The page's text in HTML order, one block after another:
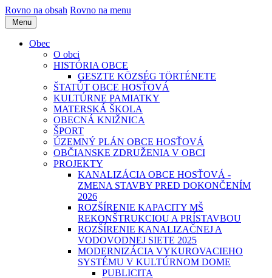
Rovno na obsah Rovno na menu
Menu
Obec
O obci
HISTÓRIA OBCE
GESZTE KÖZSÉG TÖRTÉNETE
ŠTATÚT OBCE HOSŤOVÁ
KULTÚRNE PAMIATKY
MATERSKÁ ŠKOLA
OBECNÁ KNIŽNICA
ŠPORT
ÚZEMNÝ PLÁN OBCE HOSŤOVÁ
OBČIANSKE ZDRUŽENIA V OBCI
PROJEKTY
KANALIZÁCIA OBCE HOSŤOVÁ -
ZMENA STAVBY PRED DOKONČENÍM
2026
ROZŠÍRENIE KAPACITY MŠ
REKONŠTRUKCIOU A PRÍSTAVBOU
ROZŠÍRENIE KANALIZAČNEJ A
VODOVODNEJ SIETE 2025
MODERNIZÁCIA VYKUROVACIEHO
SYSTÉMU V KULTÚRNOM DOME
PUBLICITA